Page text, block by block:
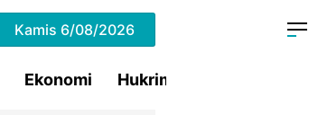
Kamis 6/08/2026
Ekonomi Hukrim